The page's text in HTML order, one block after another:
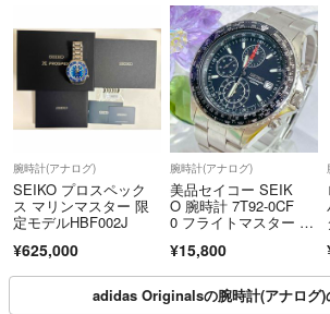
腕時計(アナログ)
SEIKO プロスペック
ス マリンマスター 限
定モデルHBF002J
¥625,000
腕時計(アナログ)
美品セイコー SEIK
O 腕時計 7T92-0CF
0 フライトマスター #7
¥15,800
adidas Originalsの腕時計(アナログ)